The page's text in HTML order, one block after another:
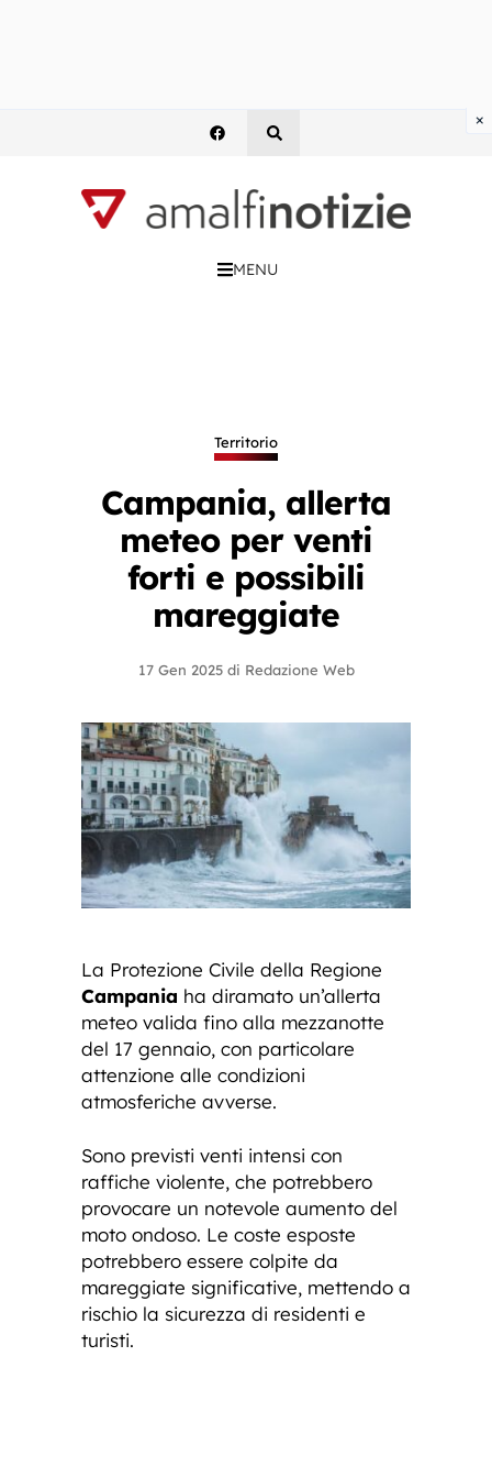
MENU
Territorio
Campania, allerta
meteo per venti
forti e possibili
mareggiate
17 Gen 2025 di Redazione Web
La Protezione Civile della Regione
Campania ha diramato un’allerta
meteo valida fino alla mezzanotte
del 17 gennaio, con particolare
attenzione alle condizioni
atmosferiche avverse.
Sono previsti venti intensi con
raffiche violente, che potrebbero
provocare un notevole aumento del
moto ondoso. Le coste esposte
potrebbero essere colpite da
mareggiate significative, mettendo a
rischio la sicurezza di residenti e
turisti.
×